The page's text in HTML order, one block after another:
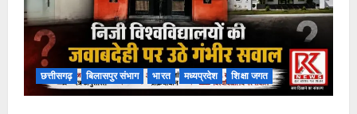
छत्तीसगढ़ बिलासपुर संभाग भारत मध्यप्रदेश शिक्षा जगत